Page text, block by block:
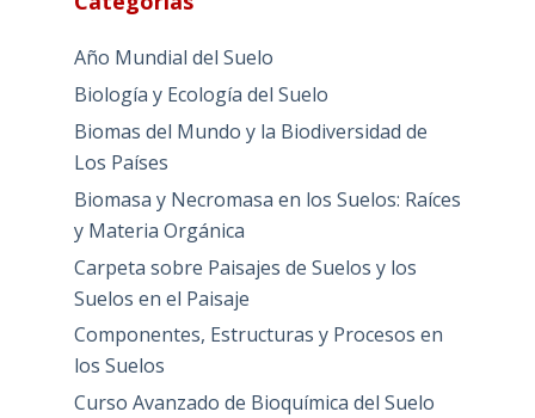
Año Mundial del Suelo
Biología y Ecología del Suelo
Biomas del Mundo y la Biodiversidad de
Los Países
Biomasa y Necromasa en los Suelos: Raíces
y Materia Orgánica
Carpeta sobre Paisajes de Suelos y los
Suelos en el Paisaje
Componentes, Estructuras y Procesos en
los Suelos
Curso Avanzado de Bioquímica del Suelo